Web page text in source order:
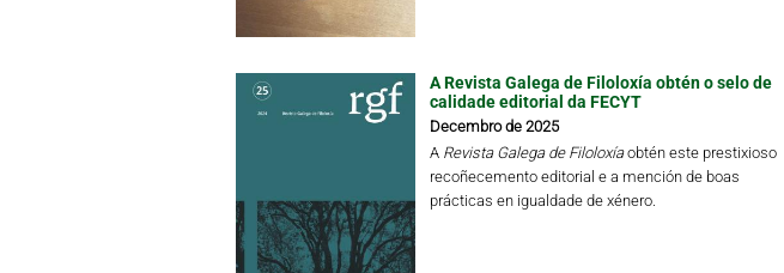
A Revista Galega de Filoloxía obtén o selo de
calidade editorial da FECYT
Decembro de 2025
A Revista Galega de Filoloxíaobtén este prestixioso
recoñecemento editorial e a mención de boas
prácticas en igualdade de xénero.